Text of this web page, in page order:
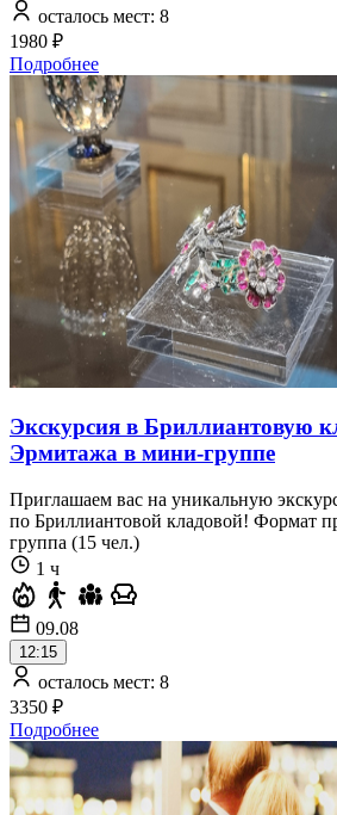
осталось мест: 8
1980 ₽
Подробнее
Экскурсия в Бриллиантовую
Эрмитажа в мини-группе
Приглашаем вас на уникальную
по Бриллиантовой кладовой! Формат
группа (15 чел.)
1 ч
09.08
12:15
осталось мест: 8
3350 ₽
Подробнее